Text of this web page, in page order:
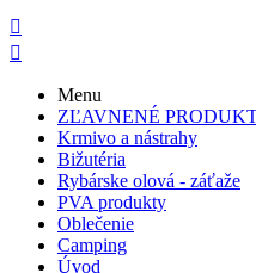


Menu
ZĽAVNENÉ
Krmivo a nástrahy
Bižutéria
Rybárske olová - záťaže
PVA produkty
Oblečenie
Camping
Úvod